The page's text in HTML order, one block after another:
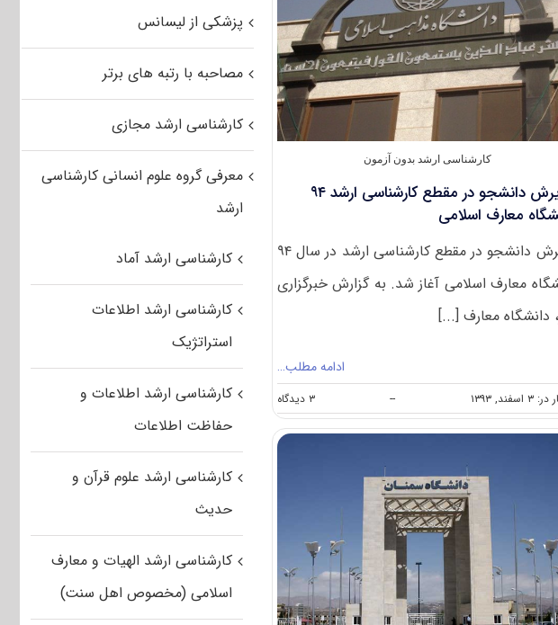
۹۴
دانشگاه
علوم
و
معارف
قرآن
کریم
کارشناسی ارشد بدون آزمون
پذیرش دانشجو در مقطع کارشناسی ارشد ۹۴
معارف اسلامی
پذیرش دانشجو در مقطع کارشناسی ارشد در سال ۹۴
معارف اسلامی آغاز شد. به گزارش خبرگزاری
دانشگاه معارف [...]
ادامه مطلب…
اسفند, ۱۳۹۳ -- ۳ دیدگاه
on
پذیرش
دانشجو
در
کارشناسی
پزشکی از لیسانس
مصاحبه با رتبه های برتر
کارشناسی ارشد مجازی
معرفی گروه علوم انسانی کارشناسی
ارشد
کارشناسی ارشد آماد
کارشناسی ارشد اطلاعات
استراتژیک
کارشناسی ارشد اطلاعات و
حفاظت اطلاعات
کارشناسی ارشد علوم قرآن و
حدیث
کارشناسی ارشد الهیات و معارف
اسلامی (مخصوص اهل سنت)